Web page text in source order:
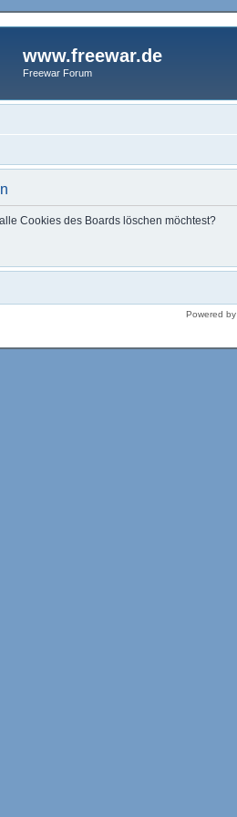
www.freewar.de
Freewar Forum
Cookies des Boards löschen möchtest?
Powered by